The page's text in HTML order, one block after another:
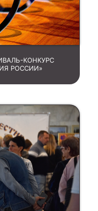
КОНКУРС
РОССИИ»